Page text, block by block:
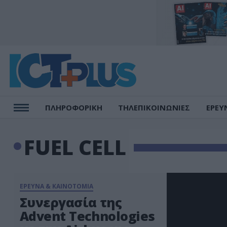
ΠΛΗΡΟΦΟΡΙΚΗ ΤΗΛΕΠΙΚΟΙΝΩΝΙΕΣ
FUEL CELL
ΕΡΕΥΝΑ & ΚΑΙΝΟΤΟΜΙΑ
Συνεργασία της
Advent Technologies